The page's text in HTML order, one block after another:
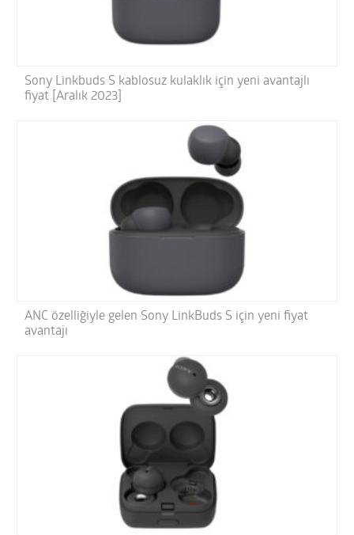
Sony Linkbuds S kablosuz kulaklık için yeni avantajlı
fiyat [Aralık 2023]
ANC özelliğiyle gelen Sony LinkBuds S için yeni fiyat
avantajı